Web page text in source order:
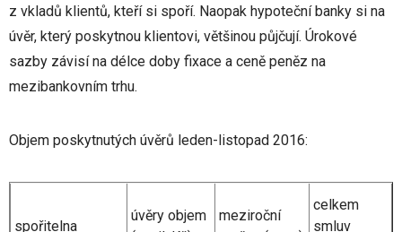
z vkladů klientů, kteří si spoří. Naopak hypoteční banky si na
úvěr, který poskytnou klientovi, většinou půjčují. Úrokové
sazby závisí na délce doby fixace a ceně peněz na
mezibankovním trhu.
Objem poskytnutých úvěrů leden-listopad 2016:
spořitelna
úvěry objem
meziroční
celkem
smluv